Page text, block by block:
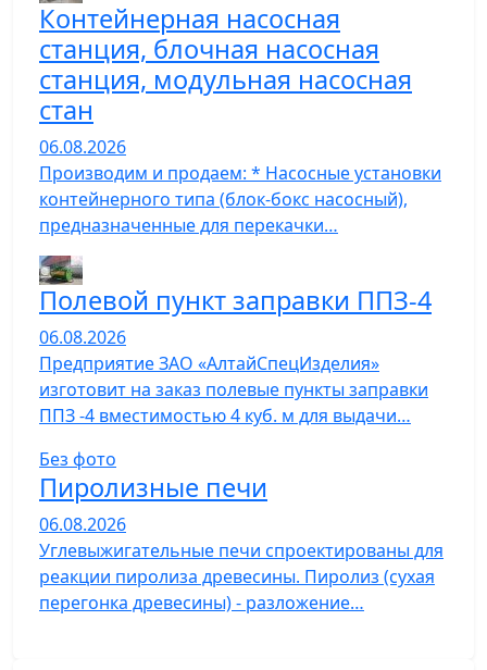
Контейнерная насосная
станция, блочная насосная
станция, модульная насосная
стан
06.08.2026
Производим и продаем: * Насосные установки
контейнерного типа (блок-бокс насосный),
предназначенные для перекачки…
Полевой пункт заправки ППЗ-4
06.08.2026
Предприятие ЗАО «АлтайСпецИзделия»
изготовит на заказ полевые пункты заправки
ППЗ -4 вместимостью 4 куб. м для выдачи…
Без фото
Пиролизные печи
06.08.2026
Углевыжигательные печи спроектированы для
реакции пиролиза древесины. Пиролиз (сухая
перегонка древесины) - разложение…